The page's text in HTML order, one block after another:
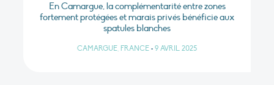
En Camargue, la complémentarité entre zones
fortement protégées et marais privés bénéficie aux
spatules blanches
CAMARGUE, FRANCE • 9 AVRIL 2025